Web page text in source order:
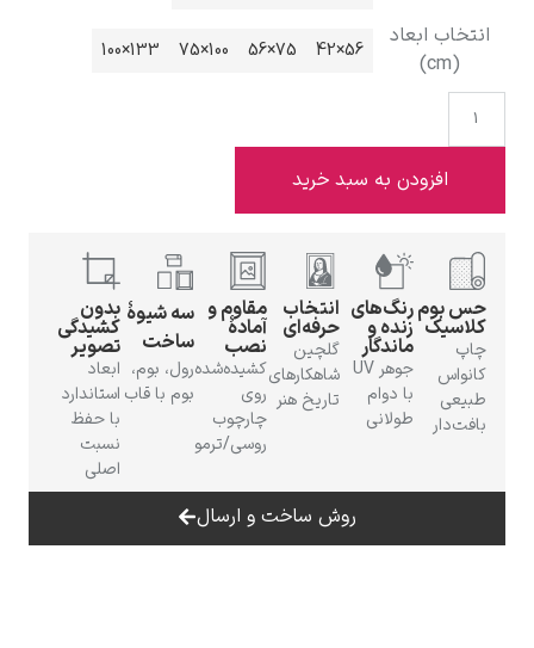
لودویگ دویچ
رامبرانت
انتخاب ابعاد
(cm)
56×42
75×56
100×75
133×100
افزودن به سبد خرید
حس بوم
کلاسیک
چاپ
کانواس
طبیعی
بافت‌دار
رنگ‌های
زنده و
ماندگار
جوهر UV
با دوام
طولانی
انتخاب
حرفه‌ای
گلچین
شاهکارهای
تاریخ هنر
مقاوم و
آمادهٔ
نصب
کشیده‌شده
روی
چارچوب
روسی/ترمو
سه شیوهٔ
ساخت
رول، بوم،
بوم با قاب
بدون
کشیدگی
تصویر
ابعاد
استاندارد
با حفظ
نسبت
اصلی
روش ساخت و ارسال